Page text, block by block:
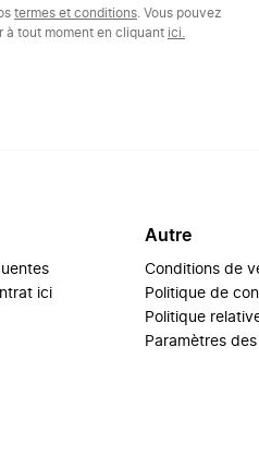
termes et conditions . Vous pouvez
à tout moment en cliquant ici.
ici
Autre
Conditions de
Politique de
Politique
Paramètres